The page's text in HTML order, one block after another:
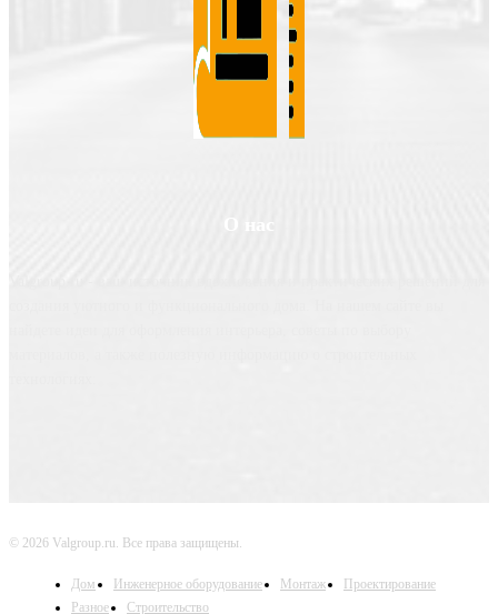
© 2026 Valgroup.ru. Все права защищены.
Дом Инженерное оборудование Монтаж
Проектирование
Разное
Строительство